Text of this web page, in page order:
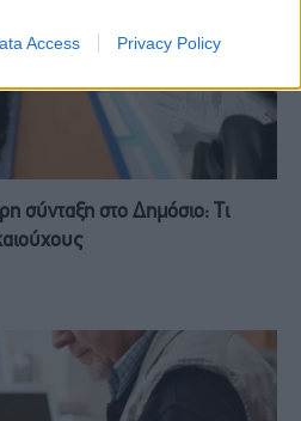
Access Privacy Policy
σύνταξη στο Δημόσιο: Τι